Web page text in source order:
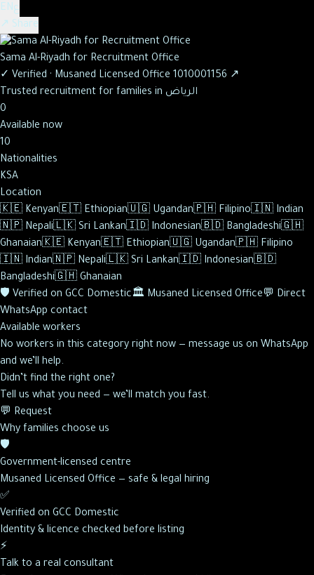
ENع
↗ Share
Sama Al-Riyadh for Recruitment Office
✓ Verified · Musaned Licensed Office 1010001156 ↗
Trusted recruitment for families in الرياض
0
Available now
10
Nationalities
KSA
Location
🇰🇪 Kenyan🇪🇹 Ethiopian🇺🇬 Ugandan🇵🇭 Filipino🇮🇳 Indian
🇳🇵 Nepali🇱🇰 Sri Lankan🇮🇩 Indonesian🇧🇩 Bangladeshi🇬🇭
Ghanaian🇰🇪 Kenyan🇪🇹 Ethiopian🇺🇬 Ugandan🇵🇭 Filipino
🇮🇳 Indian🇳🇵 Nepali🇱🇰 Sri Lankan🇮🇩 Indonesian🇧🇩
Bangladeshi🇬🇭 Ghanaian
🛡️ Verified on GCC Domestic🏛️ Musaned Licensed Office💬 Direct
WhatsApp contact
Available workers
No workers in this category right now — message us on WhatsApp
and we’ll help.
Didn’t find the right one?
Tell us what you need — we’ll match you fast.
💬 Request
Why families choose us
🛡️
Government-licensed centre
Musaned Licensed Office — safe & legal hiring
✅
Verified on GCC Domestic
Identity & licence checked before listing
⚡
Talk to a real consultant